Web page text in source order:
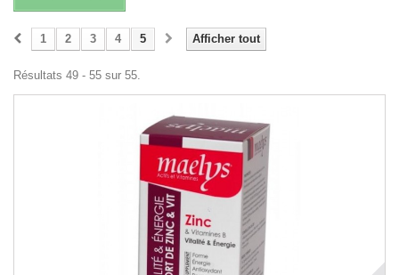
Afficher tout
1 2 3 4 5
Résultats 49 - 55 sur 55.